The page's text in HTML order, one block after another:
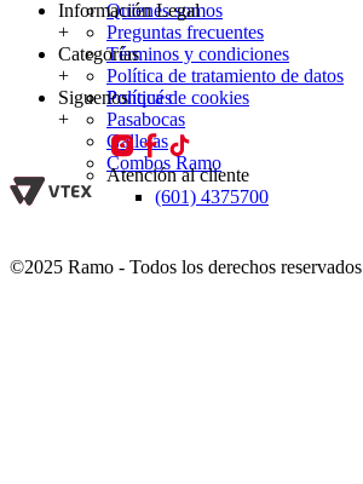
Quienes somos
Preguntas frecuentes
Información Legal
+
Términos y condiciones
Política de tratamiento de datos
Política de cookies
Categorías
+
Ponqués
Pasabocas
Galletas
Combos Ramo
Siguenos
+
Atención al cliente
(601) 4375700
©2025 Ramo - Todos los derechos reservados